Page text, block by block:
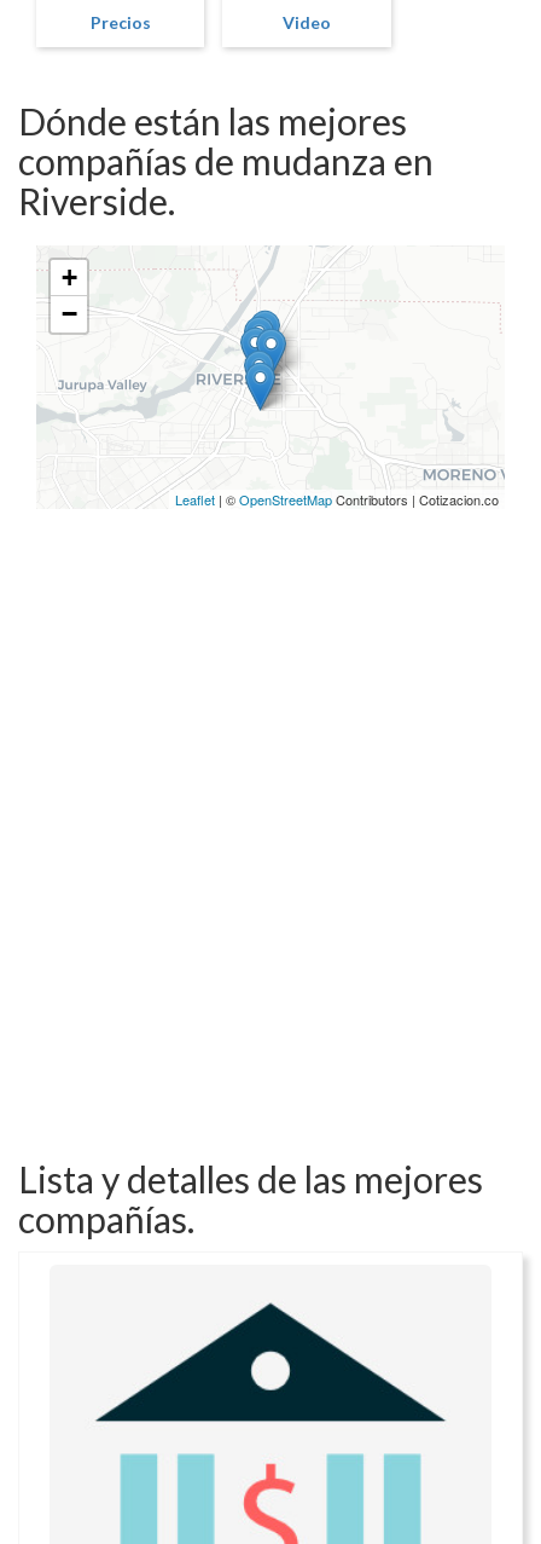
Precios Video
Dónde están las mejores
compañías de mudanza en
Riverside.
+
−
Leaflet | ©OpenStreetMapContributors | Cotizacion.co
Lista y detalles de las mejores
compañías.